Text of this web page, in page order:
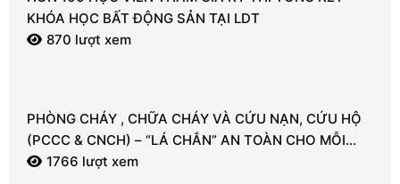
KHÓA HỌC BẤT ĐỘNG SẢN TẠI LDT
870 lượt xem
PHÒNG CHÁY , CHỮA CHÁY VÀ CỨU NẠN, CỨU HỘ
(PCCC & CNCH) – “LÁ CHẮN” AN TOÀN CHO MỖI
NGƯỜI
1766 lượt xem